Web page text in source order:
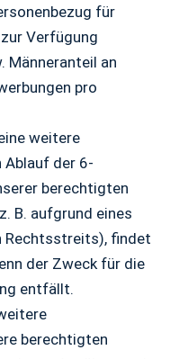
für
Verfügung
Männeranteil an
pro
weitere
Ablauf der 6-
berechtigten
B. aufgrund eines
Rechtsstreits), findet
der Zweck für die
entfällt.
berechtigten